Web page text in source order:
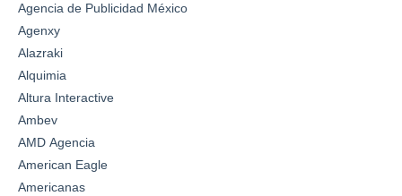
Agencia de Publicidad México
Agenxy
Alazraki
Alquimia
Altura Interactive
Ambev
AMD Agencia
American Eagle
Americanas